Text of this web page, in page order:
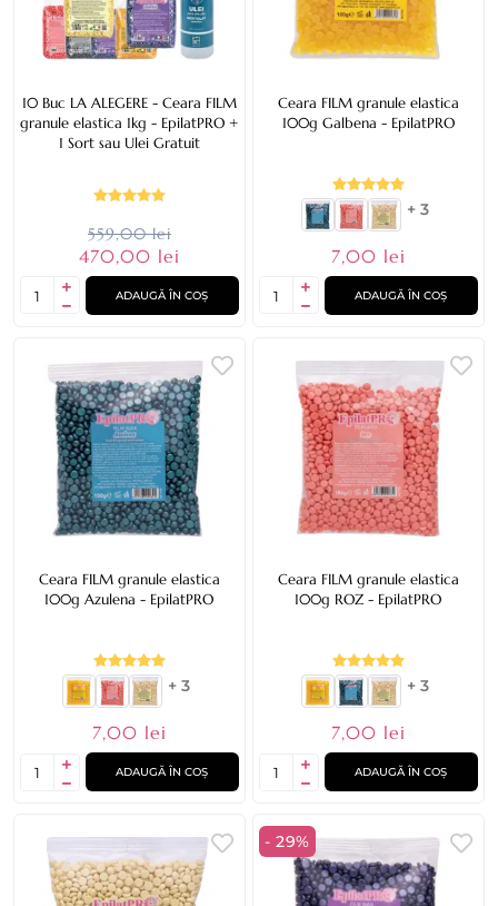
10 Buc LA ALEGERE - Ceara FILM
granule elastica 1kg - EpilatPRO +
1 Sort sau Ulei Gratuit
559,00 lei
470,00 lei
ADAUGĂ ÎN COȘ
Ceara FILM granule elastica
100g Galbena - EpilatPRO
+ 3
7,00 lei
ADAUGĂ ÎN COȘ
Ceara FILM granule elastica
100g Azulena - EpilatPRO
+ 3
7,00 lei
ADAUGĂ ÎN COȘ
Ceara FILM granule elastica
100g ROZ - EpilatPRO
+ 3
7,00 lei
ADAUGĂ ÎN COȘ
- 29%